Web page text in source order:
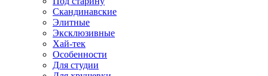
Скандинавские
Элитные
Эксклюзивные
Хай-тек
Особенности
Для студии